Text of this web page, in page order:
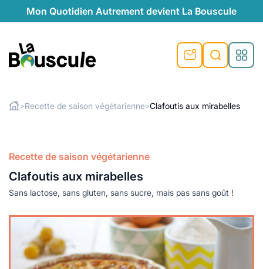
Mon Quotidien Autrement devient La Bouscule
préventive
au naturel
locales
plus de recyclage
responsables
de recyclage
responsables
>Recette de saison végétarienne>Clafoutis aux mirabelles
Recette de saison végétarienne
Clafoutis aux mirabelles
Sans lactose, sans gluten, sans sucre, mais pas sans goût !